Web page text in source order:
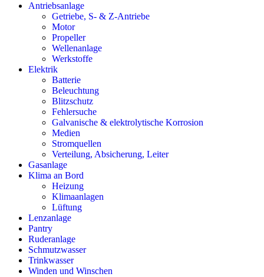
Antriebsanlage
Getriebe, S- & Z-Antriebe
Motor
Propeller
Wellenanlage
Werkstoffe
Elektrik
Batterie
Beleuchtung
Blitzschutz
Fehlersuche
Galvanische & elektrolytische Korrosion
Medien
Stromquellen
Verteilung, Absicherung, Leiter
Gasanlage
Klima an Bord
Heizung
Klimaanlagen
Lüftung
Lenzanlage
Pantry
Ruderanlage
Schmutzwasser
Trinkwasser
Winden und Winschen